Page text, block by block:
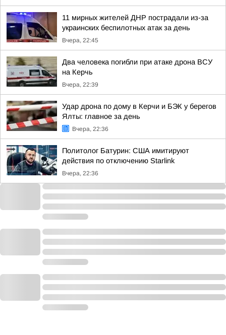
11 мирных жителей ДНР пострадали из-за
украинских беспилотных атак за день
Вчера, 22:45
Два человека погибли при атаке дрона ВСУ
на Керчь
Вчера, 22:39
Удар дрона по дому в Керчи и БЭК у берегов
Ялты: главное за день
Вчера, 22:36
Политолог Батурин: США имитируют
действия по отключению Starlink
Вчера, 22:36